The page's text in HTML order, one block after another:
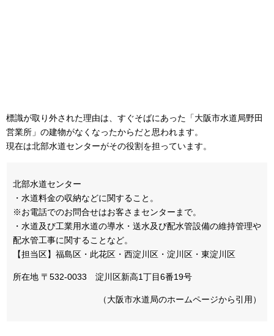
標識が取り外された理由は、すぐそばにあった「大阪市水道局野田
営業所」の建物がなくなったからだと思われます。
現在は北部水道センターがその役割を担っています。
北部水道センター
・水道料金の収納などに関すること。
※お電話でのお問合せはお客さまセンターまで。
・水道及び工業用水道の導水・送水及び配水管設備の維持管理や
配水管工事に関することなど。
【担当区】福島区・此花区・西淀川区・淀川区・東淀川区
所在地 〒532-0033 淀川区新高1丁目6番19号
（大阪市水道局のホームページから引用）